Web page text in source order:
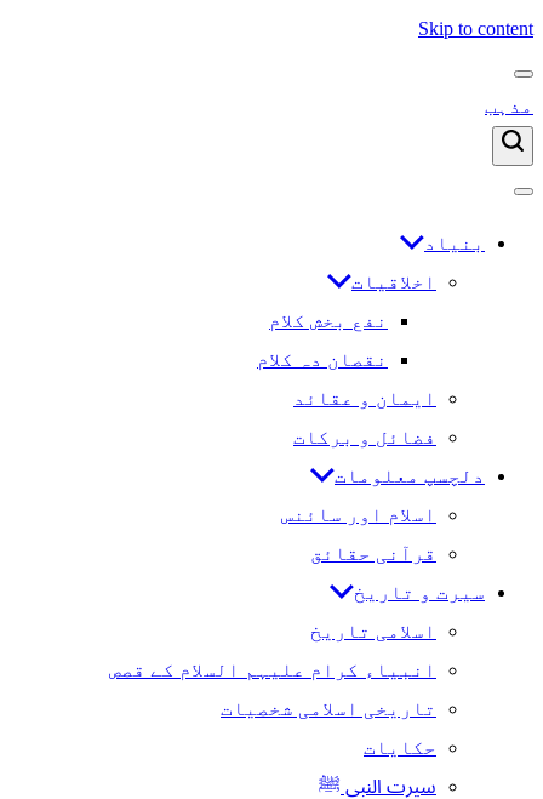
Skip to content
مذہب
بنیاد
اخلاقیات
نفع بخش کلام
نقصان دہ کلام
ایمان و عقائد
فضائل و برکات
دلچسپ معلومات
اسلام اور سائنس
قرآنی حقائق
سیرت و تاریخ
اسلامی تاریخ
انبیاء کرام علیہم السلام کے قصص
تاریخی اسلامی شخصیات
حکایات
سیرت النبی ﷺ